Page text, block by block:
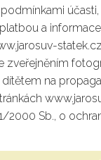
účasti,
a
zveřejněním
na
2000 Sb., o